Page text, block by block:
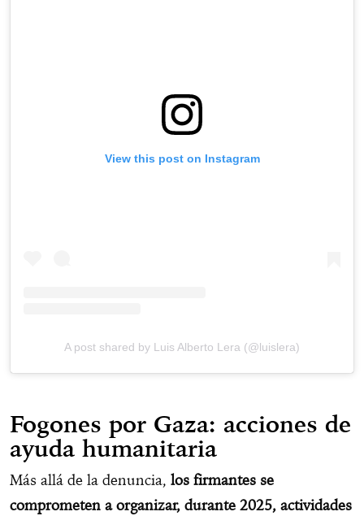
View this post on Instagram
A post shared by Luis Alberto Lera (@luislera)
Fogones por Gaza: acciones de
ayuda humanitaria
Más allá de la denuncia, los firmantes se
comprometen a organizar, durante 2025, actividades